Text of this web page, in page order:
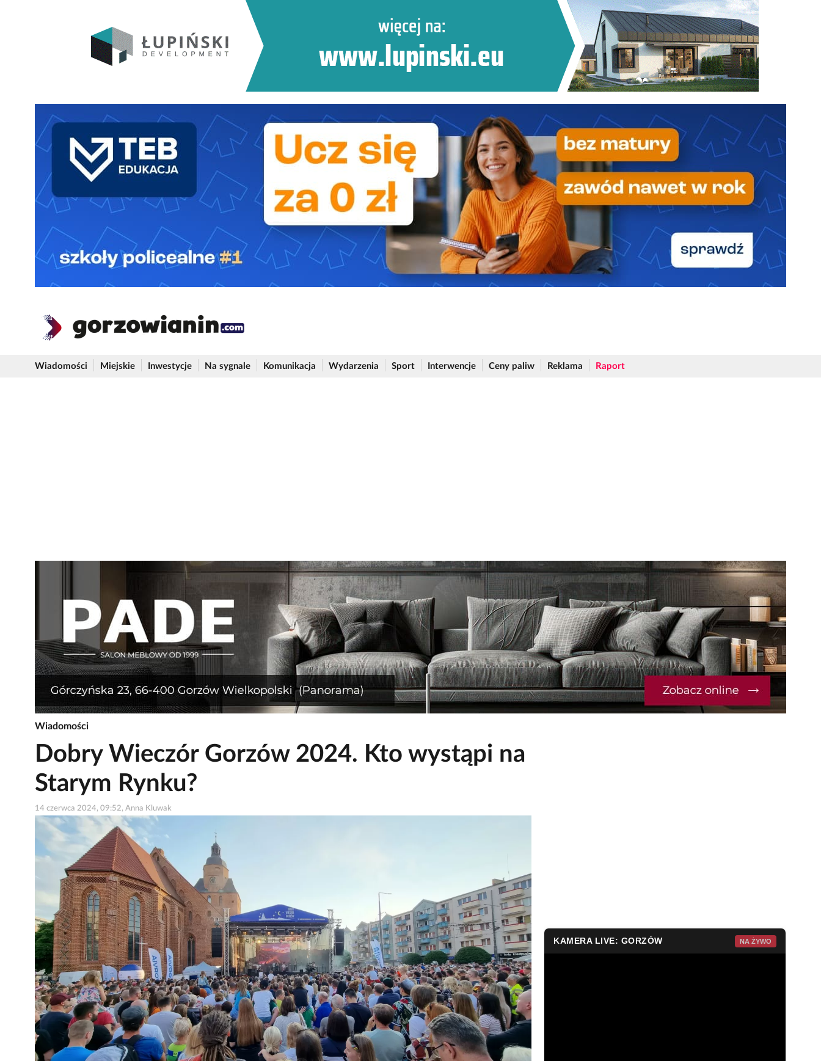
Wiadomości Miejskie Inwestycje Na sygnale Komunikacja Wydarzenia Sport Interwencje Ceny paliw Reklama Raport
Wiadomości
Dobry Wieczór Gorzów 2024. Kto wystąpi na
Starym Rynku?
14 czerwca 2024, 09:52, Anna Kluwak
KAMERA LIVE: GORZÓW NA ŻYWO